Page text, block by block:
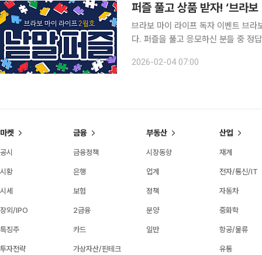
퍼즐 풀고 상품 받자! ‘브라
브라보 마이 라이프 독자 이벤트 브라보 마이 라이프에서는 월 1회 가로세로 낱말퍼즐을 연재합니
다. 퍼즐을 풀고 응모하신 분들 중 정
다! 1 심리 자극을 주어 생활
2026-02-04 07:00
마켓
공시
시황
시세
장외/IPO
특징주
투자전략
금융
금융정책
은행
보험
2금융
카드
가상자산/핀테크
부동산
시장동향
업계
정책
분양
일반
산업
재계
전자/통신/IT
자동차
중화학
항공/물류
유통